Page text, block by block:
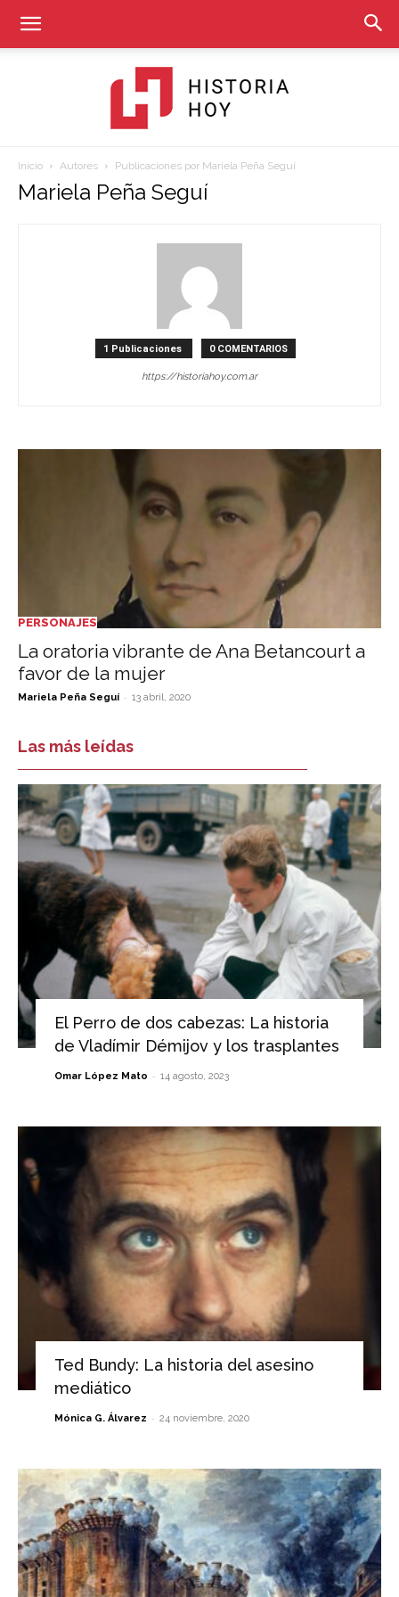
Historia
Inicio Autores Publicaciones por Mariela Peña Seguí
Mariela Peña Seguí
1 Publicaciones 0 COMENTARIOS
https://historiahoy.com.ar
PERSONAJES
La oratoria vibrante de Ana Betancourt a
favor de la mujer
Mariela Peña Seguí - 13 abril, 2020
Las más leídas
El Perro de dos cabezas: La historia
de Vladímir Démijov y los trasplantes
Omar López Mato - 14 agosto, 2023
Ted Bundy: La historia del asesino
mediático
Mónica G. Álvarez - 24 noviembre, 2020